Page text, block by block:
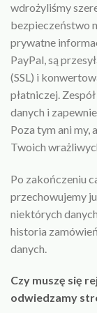
wdrożyliśmy
bezpieczeństwo
prywatne
PayPal, są
(SSL) i
płatniczej.
danych i
Poza tym ani my,
Twoich
Po zakończeniu
przechowujemy
niektórych
historia
danych.
Czy muszę się
odwiedzamy